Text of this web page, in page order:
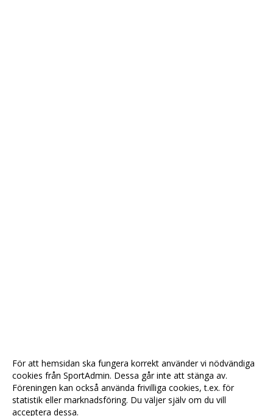
För att hemsidan ska fungera korrekt använder vi nödvändiga
cookies från SportAdmin. Dessa går inte att stänga av.
Föreningen kan också använda frivilliga cookies, t.ex. för
statistik eller marknadsföring. Du väljer själv om du vill
acceptera dessa.